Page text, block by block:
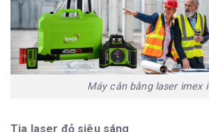
Máy cân bằng laser imex
Tia laser đỏ siêu sáng